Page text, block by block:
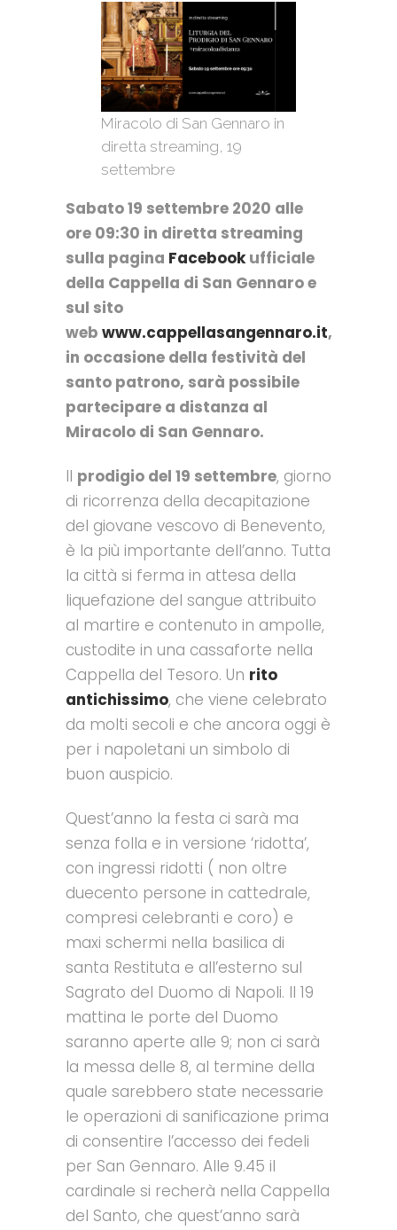
Miracolo di San Gennaro in
diretta streaming, 19
settembre
Sabato 19 settembre 2020 alle
ore 09:30 in diretta streaming
sulla pagina Facebookufficiale
della Cappella di San Gennaro e
sul sito
web www.cappellasangennaro.it,
in occasione della festività del
santo patrono, sarà possibile
partecipare a distanza al
Miracolo di San Gennaro.
Il prodigio del 19 settembre, giorno
di ricorrenza della decapitazione
del giovane vescovo di Benevento,
è la più importante dell’anno. Tutta
la città si ferma in attesa della
liquefazione del sangue attribuito
al martire e contenuto in ampolle,
custodite in una cassaforte nella
Cappella del Tesoro. Un rito
antichissimo, che viene celebrato
da molti secoli e che ancora oggi è
per i napoletani un simbolo di
buon auspicio.
Quest’anno la festa ci sarà ma
senza folla e in versione ‘ridotta’,
con ingressi ridotti ( non oltre
duecento persone in cattedrale,
compresi celebranti e coro) e
maxi schermi nella basilica di
santa Restituta e all’esterno sul
Sagrato del Duomo di Napoli. Il 19
mattina le porte del Duomo
saranno aperte alle 9; non ci sarà
la messa delle 8, al termine della
quale sarebbero state necessarie
le operazioni di sanificazione prima
di consentire l’accesso dei fedeli
per San Gennaro. Alle 9.45 il
cardinale si recherà nella Cappella
del Santo, che quest’anno sarà